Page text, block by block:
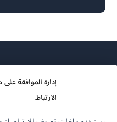
إدارة الموافقة
الارتباط